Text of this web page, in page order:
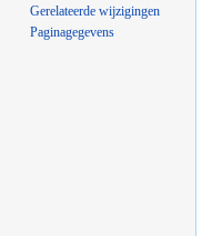
Gerelateerde wijzigingen
Paginagegevens